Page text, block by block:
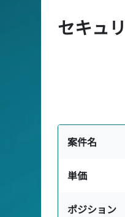
セキュ
案件名
単価
ポジション